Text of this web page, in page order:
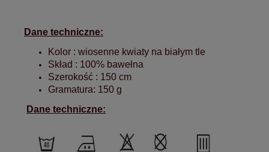
Dane techniczne:
Kolor : wiosenne kwiaty na białym tle
Skład : 100% bawełna
Szerokość : 150 cm
Gramatura: 150 g
Dane techniczne: